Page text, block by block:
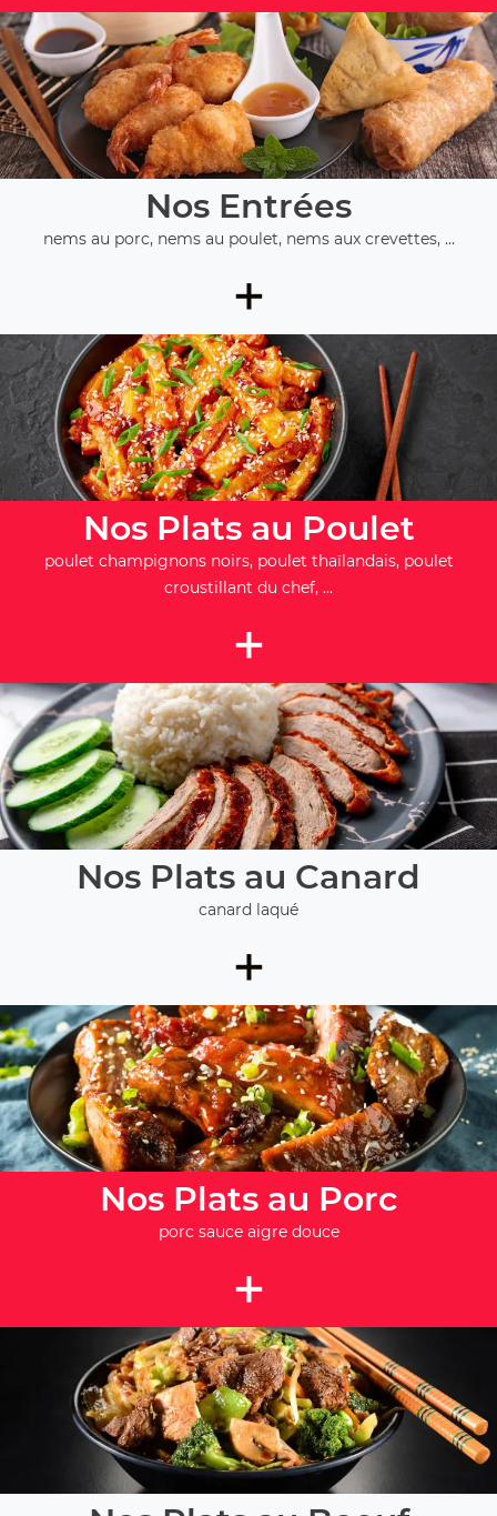
Nos Entrées
nems au porc, nems au poulet, nems aux crevettes, ...
+
Nos Plats au Poulet
poulet champignons noirs, poulet thaïlandais, poulet
croustillant du chef, ...
+
Nos Plats au Canard
canard laqué
+
Nos Plats au Porc
porc sauce aigre douce
+